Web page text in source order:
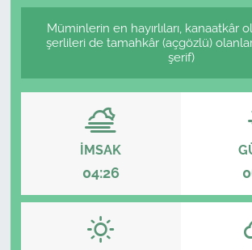
Müminlerin en hayırlıları, kanaatkâr
şerlileri de tamahkâr (açgözlü)
şerif)
İMSAK
04:26